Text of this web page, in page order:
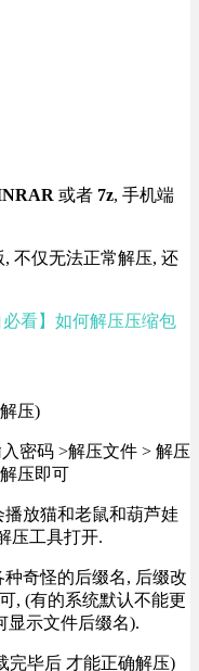
或者 7z, 手机端
不仅无法正常解压, 还
必看】如何解压压缩包
压)
密码 >解压文件 > 解压
压即可
播放猫和老鼠和葫芦娃
压工具打开.
奇怪的后缀名, 后缀改
, (有的系统默认不能更
显示文件后缀名).
完毕后 才能正确解压)